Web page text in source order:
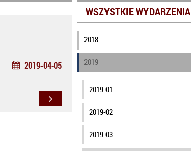
2019-04-05
WSZYSTKIE WYDARZENIA
2018
2019
2019-01
2019-02
2019-03